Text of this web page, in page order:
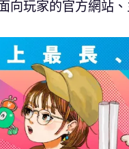
向玩家的官方網站